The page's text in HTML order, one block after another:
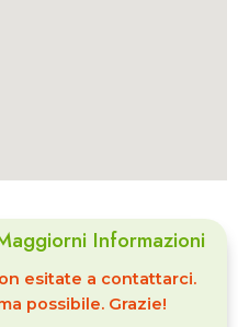
Informazioni
esitate a contattarci.
possibile. Grazie!